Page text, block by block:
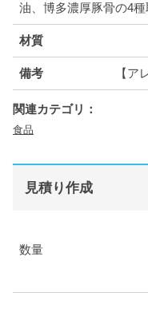
油、博多濃厚豚骨の4
材質
備考 【ア
関連カテゴリ：
食品
見積り作成
数量